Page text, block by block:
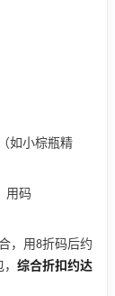
如小棕瓶精
用码
，用8折码后约
综合折扣约达